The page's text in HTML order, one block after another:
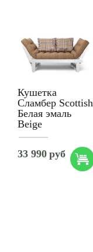
Кушетка
Сламбер Scottish
Белая эмаль
Beige
33 990 руб